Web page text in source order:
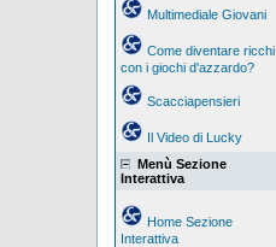
Multimediale Giovani
Come diventare ricchi
con i giochi d'azzardo?
Scacciapensieri
Il Video di Lucky
Menù Sezione
Interattiva
Home Sezione
Interattiva